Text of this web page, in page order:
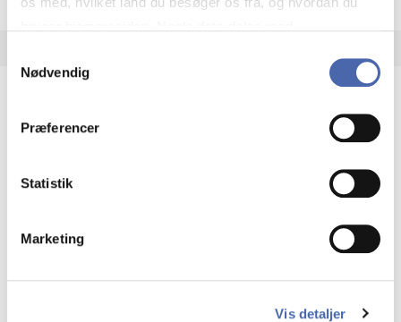
markedsføring. Du bestemmer selv - og kan altid trække
Nødvendig
Præferencer
Statistik
Marketing
Vis detaljer
Ox­ford Hand­books On­li­ne
indenfor business og management, økonomi, jura,